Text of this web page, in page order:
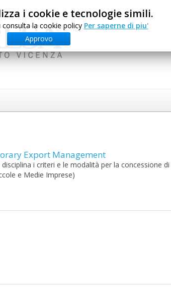
i cookie e tecnologie simili.
consulta la cookie policy Per saperne di piu'
Approvo
Export Management
i criteri e le modalità per la concessione di
e Medie Imprese)